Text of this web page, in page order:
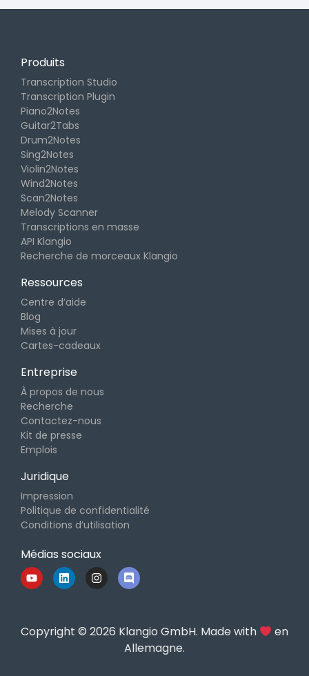
Produits
Transcription Studio
Transcription Plugin
Piano2Notes
Guitar2Tabs
Drum2Notes
Sing2Notes
Violin2Notes
Wind2Notes
Scan2Notes
Melody Scanner
Transcriptions en masse
API Klangio
Recherche de morceaux Klangio
Ressources
Centre d’aide
Blog
Mises à jour
Cartes-cadeaux
Entreprise
À propos de nous
Recherche
Contactez-nous
Kit de presse
Emplois
Juridique
Impression
Politique de confidentialité
Conditions d’utilisation
Médias sociaux
Copyright © 2026 Klangio GmbH. Made with
en
Allemagne.